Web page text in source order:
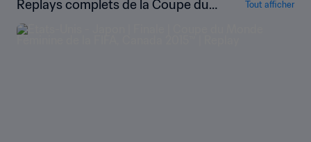
Replays complets de la Coupe du
Monde Féminine de la FIFA, Canad
a 2015™
Tout afficher